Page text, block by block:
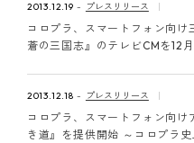
2013.12.19 プレスリリース
コロプラ、スマートフォン向
蒼の三国志』のテレビCMを12
2013.12.18 プレスリリース
コロプラ、スマートフォン向
き道』を提供開始 ～コロプラ